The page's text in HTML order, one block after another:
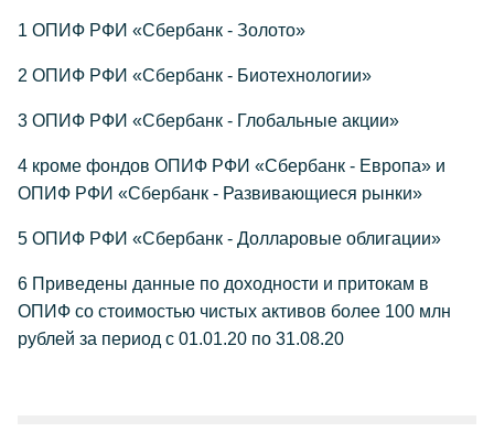
1 ОПИФ РФИ «Сбербанк - Золото»
2 ОПИФ РФИ «Сбербанк - Биотехнологии»
3 ОПИФ РФИ «Сбербанк - Глобальные акции»
4 кроме фондов ОПИФ РФИ «Сбербанк - Европа» и
ОПИФ РФИ «Сбербанк - Развивающиеся рынки»
5 ОПИФ РФИ «Сбербанк - Долларовые облигации»
6 Приведены данные по доходности и притокам в
ОПИФ со стоимостью чистых активов более 100 млн
рублей за период с 01.01.20 по 31.08.20